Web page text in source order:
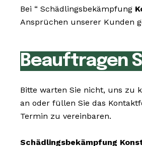
Bei “ Schädlingsbekämpfung
Ansprüchen unserer Kunden
Beauftragen
Bitte warten Sie nicht, uns zu
an oder füllen Sie das
Termin zu vereinbaren.
Schädlingsbekämpfung